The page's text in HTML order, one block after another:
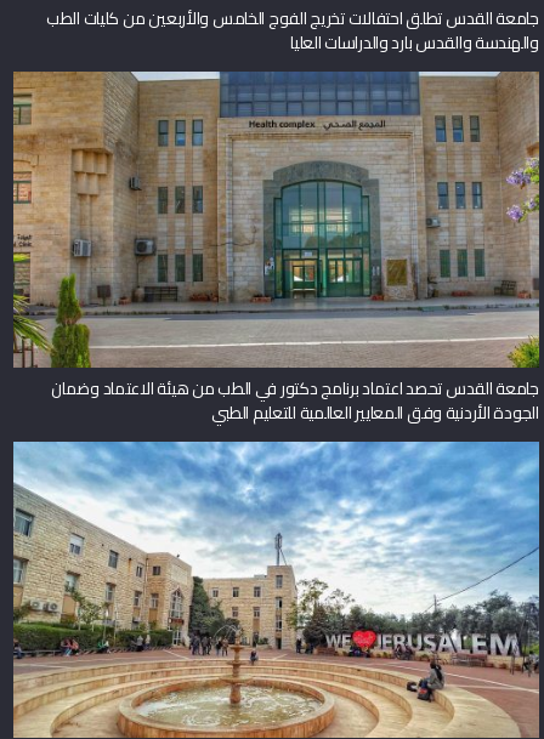
جامعة القدس تطلق احتفالات تخريج الفوج الخامس والأربعين من كليات الطب
والهندسة والقدس بارد والدراسات العليا
جامعة القدس تحصد اعتماد برنامج دكتور في الطب من هيئة الاعتماد وضمان
الجودة الأردنية وفق المعايير العالمية للتعليم الطبي